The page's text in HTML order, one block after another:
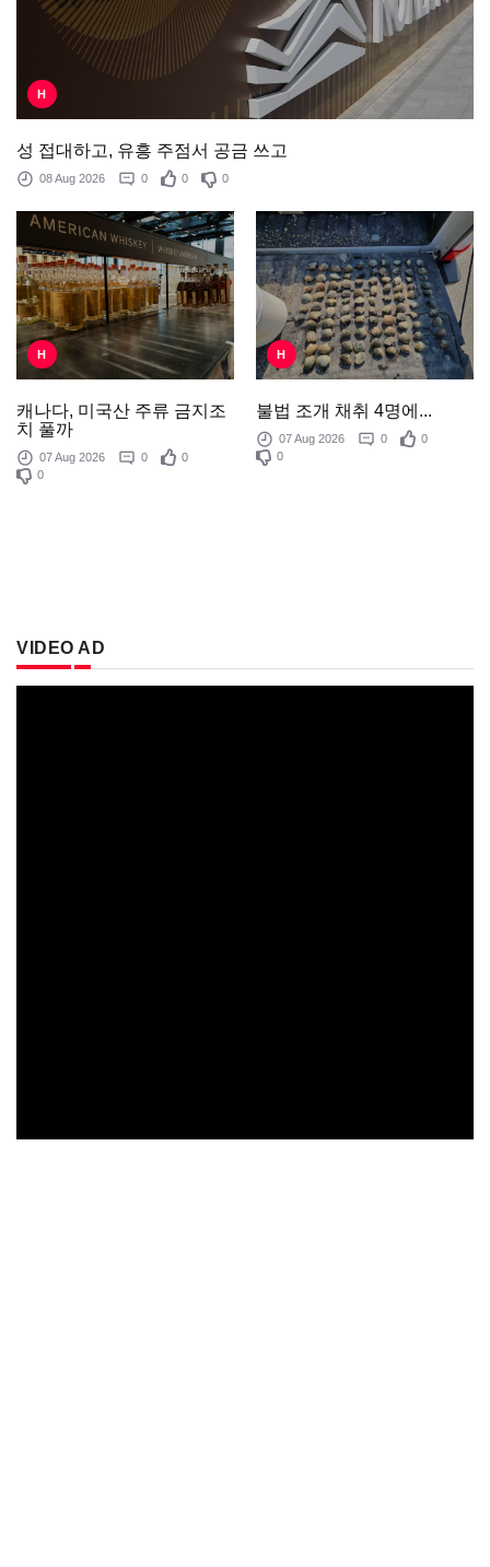
H
성 접대하고, 유흥 주점서 공금 쓰고
08 Aug 2026 0 0 0
H
캐나다, 미국산 주류 금지조
치 풀까
07 Aug 2026 0
0
0
H
불법 조개 채취 4명에...
07 Aug 2026 0
0
0
VIDEO AD